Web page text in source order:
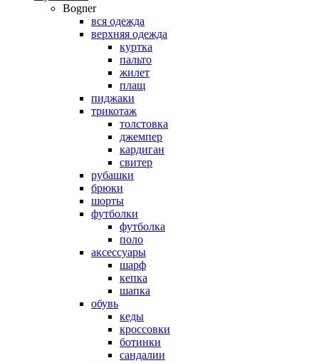
Bogner
вся одежда
верхняя одежда
куртка
пальто
жилет
плащ
пиджаки
трикотаж
толстовка
джемпер
кардиган
свитер
рубашки
брюки
шорты
футболки
футболка
поло
аксессуары
шарф
кепка
шапка
обувь
кеды
кроссовки
ботинки
сандалии